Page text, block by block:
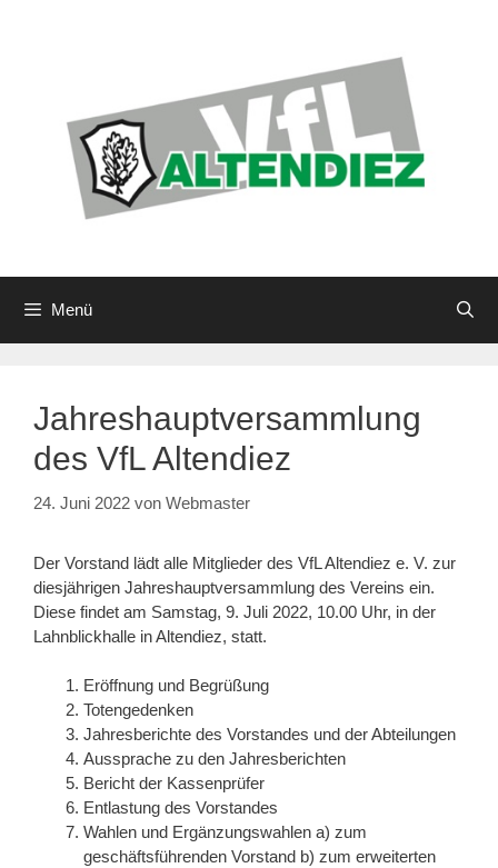
Menü
Jahreshauptversammlung
des VfL Altendiez
24. Juni 2022 von Webmaster
Der Vorstand lädt alle Mitglieder des VfL Altendiez e. V. zur
diesjährigen Jahreshauptversammlung des Vereins ein.
Diese findet am Samstag, 9. Juli 2022, 10.00 Uhr, in der
Lahnblickhalle in Altendiez, statt.
Eröffnung und Begrüßung
Totengedenken
Jahresberichte des Vorstandes und der Abteilungen
Aussprache zu den Jahresberichten
Bericht der Kassenprüfer
Entlastung des Vorstandes
Wahlen und Ergänzungswahlen a) zum
geschäftsführenden Vorstand b) zum erweiterten